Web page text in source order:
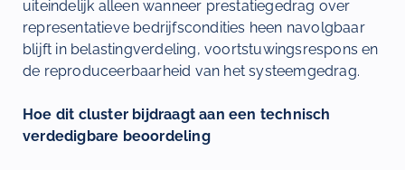
uiteindelijk alleen wanneer prestatiegedrag over
representatieve bedrijfscondities heen navolgbaar
blijft in belastingverdeling, voortstuwingsrespons en
de reproduceerbaarheid van het systeemgedrag.
Hoe dit cluster bijdraagt aan een technisch
verdedigbare beoordeling